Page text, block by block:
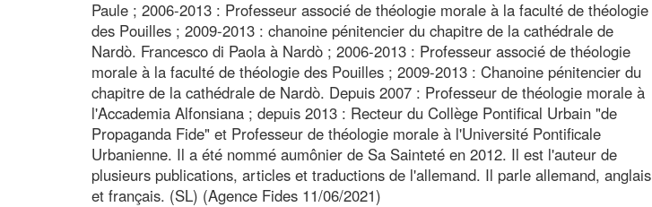
Paule ; 2006-2013 : Professeur associé de théologie morale à la faculté de théologie
des Pouilles ; 2009-2013 : chanoine pénitencier du chapitre de la cathédrale de
Nardò. Francesco di Paola à Nardò ; 2006-2013 : Professeur associé de théologie
morale à la faculté de théologie des Pouilles ; 2009-2013 : Chanoine pénitencier du
chapitre de la cathédrale de Nardò. Depuis 2007 : Professeur de théologie morale à
l'Accademia Alfonsiana ; depuis 2013 : Recteur du Collège Pontifical Urbain "de
Propaganda Fide" et Professeur de théologie morale à l'Université Pontificale
Urbanienne. Il a été nommé aumônier de Sa Sainteté en 2012. Il est l'auteur de
plusieurs publications, articles et traductions de l'allemand. Il parle allemand, anglais
et français. (SL) (Agence Fides 11/06/2021)